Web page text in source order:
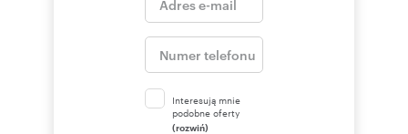
Interesują mnie
podobne oferty
(rozwiń)